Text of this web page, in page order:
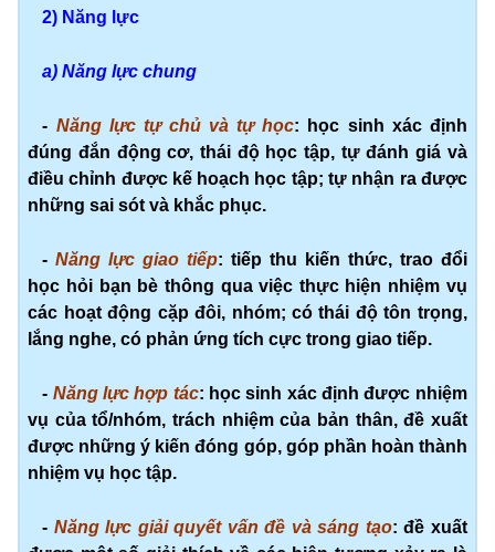
2) Năng lực
a) Năng lực chung
- Năng lực tự chủ và tự học: học sinh xác định
đúng đắn động cơ, thái độ học tập, tự đánh giá và
điều chỉnh được kế hoạch học tập; tự nhận ra được
những sai sót và khắc phục.
-Năng lực giao tiếp: tiếp thu kiến thức, trao đổi
học hỏi bạn bè thông qua việc thực hiện nhiệm vụ
các hoạt động cặp đôi, nhóm; có thái độ tôn trọng,
lắng nghe, có phản ứng tích cực trong giao tiếp.
- Năng lực hợp tác: học sinh xác định được nhiệm
vụ của tổ/nhóm, trách nhiệm của bản thân, đề xuất
được những ý kiến đóng góp, góp phần hoàn thành
nhiệm vụ học tập.
- Năng lực giải quyết vấn đề và sáng tạo: đề xuất